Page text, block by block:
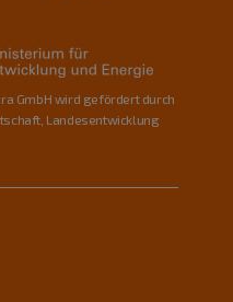
GmbH wird gefördert durch
Landesentwicklung